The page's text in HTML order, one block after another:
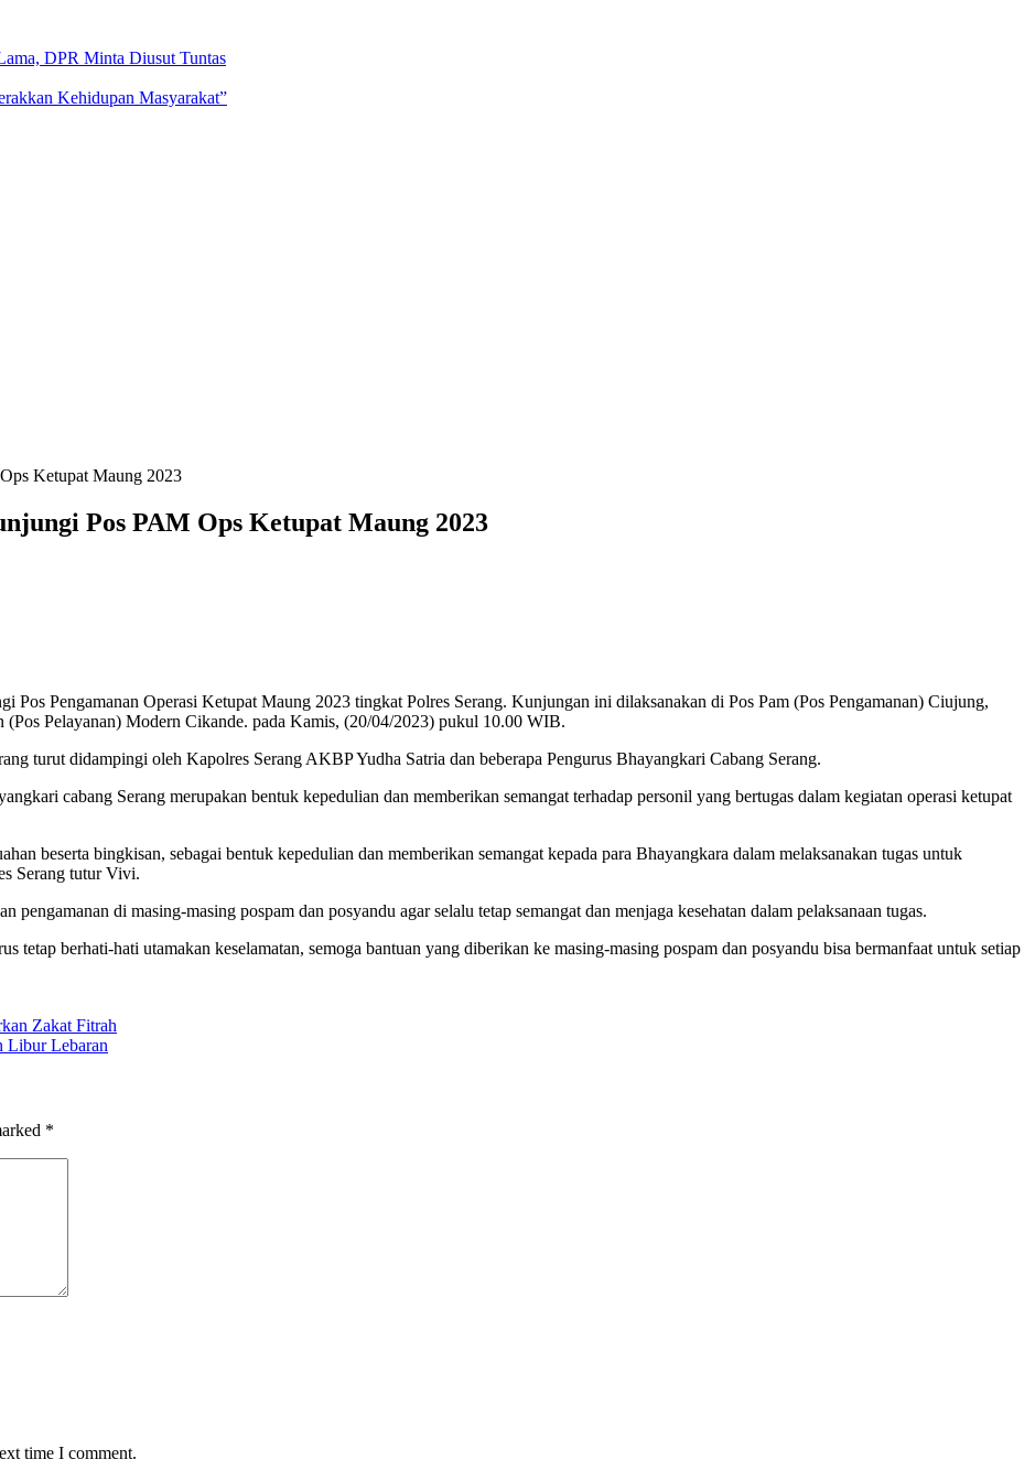
DPR Minta Diusut Tuntas
Kehidupan Masyarakat”
Ketupat Maung 2023
Pos PAM Ops Ketupat Maung 2023
Pos Pengamanan Operasi Ketupat Maung 2023 tingkat Polres Serang. Kunjungan ini dilaksanakan di Pos Pam (Pos Pengamanan) Ciujung,
(Pos Pelayanan) Modern Cikande. pada Kamis, (20/04/2023) pukul 10.00 WIB.
turut didampingi oleh Kapolres Serang AKBP Yudha Satria dan beberapa Pengurus Bhayangkari Cabang Serang.
cabang Serang merupakan bentuk kepedulian dan memberikan semangat terhadap personil yang bertugas dalam kegiatan operasi ketupat
beserta bingkisan, sebagai bentuk kepedulian dan memberikan semangat kepada para Bhayangkara dalam melaksanakan tugas untuk
Serang tutur Vivi.
pengamanan di masing-masing pospam dan posyandu agar selalu tetap semangat dan menjaga kesehatan dalam pelaksanaan tugas.
tetap berhati-hati utamakan keselamatan, semoga bantuan yang diberikan ke masing-masing pospam dan posyandu bisa bermanfaat untuk setiap
Zakat Fitrah
Libur Lebaran
*
time I comment.